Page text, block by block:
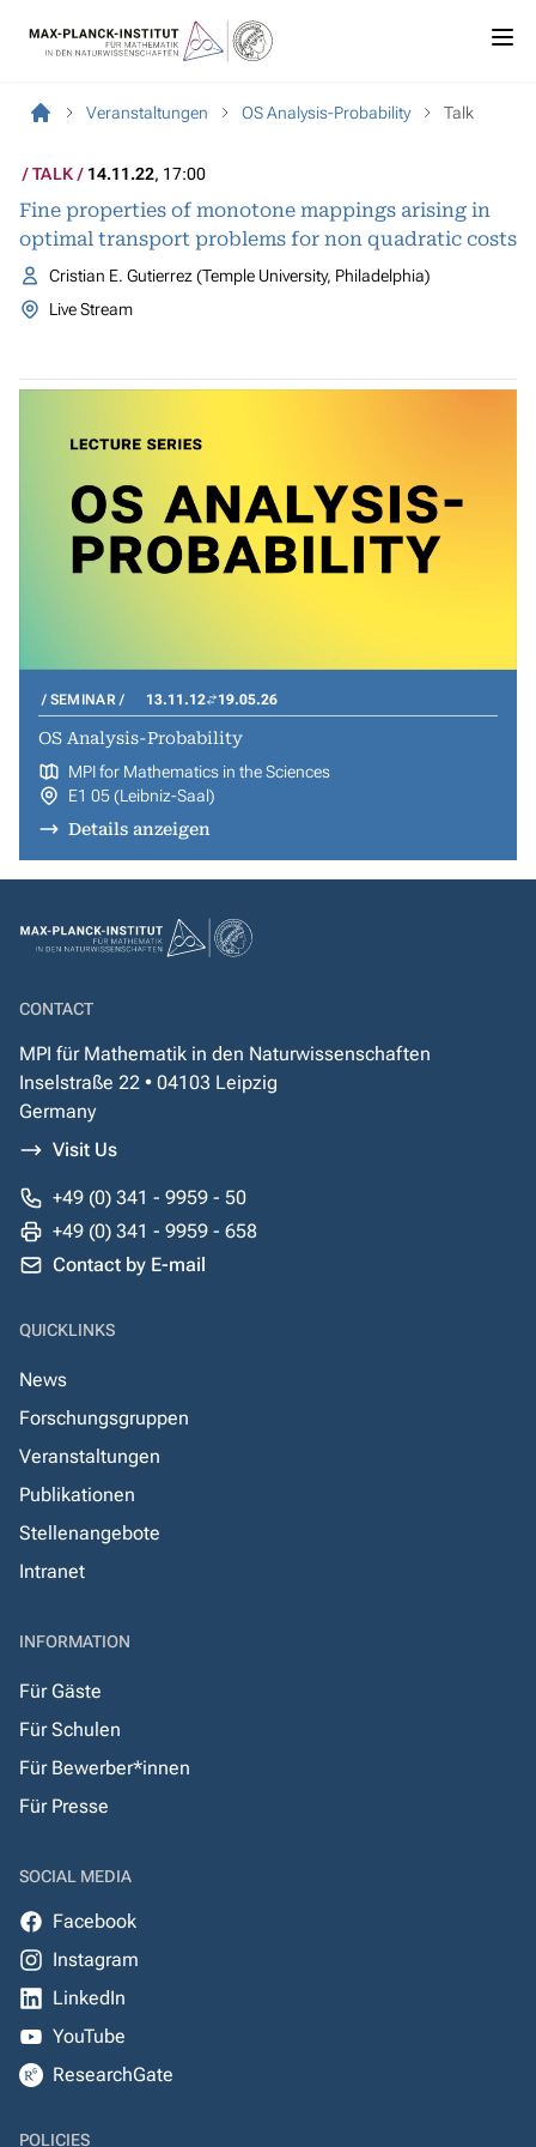
Veranstaltungen OS Analysis-Probability Talk
TALK 14.11.22, 17:00
Fine properties of monotone mappings arising in
optimal transport problems for non quadratic costs
Cristian E. Gutierrez (Temple University, Philadelphia)
Live Stream
SEMINAR 13.11.12 19.05.26
OS Analysis-Probability
MPI for Mathematics in the Sciences
E1 05 (Leibniz-Saal)
Details anzeigen
CONTACT
MPI für Mathematik in den Naturwissenschaften
Inselstraße 22 • 04103 Leipzig
Germany
Visit Us
+49 (0) 341 - 9959 - 50
+49 (0) 341 - 9959 - 658
Contact by E-mail
QUICKLINKS
News
Forschungsgruppen
Veranstaltungen
Publikationen
Stellenangebote
Intranet
INFORMATION
Für Gäste
Für Schulen
Für Bewerber*innen
Für Presse
SOCIAL MEDIA
Facebook
Instagram
LinkedIn
YouTube
ResearchGate
POLICIES